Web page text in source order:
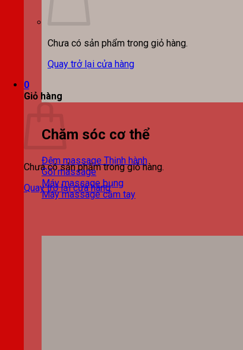
Chưa có sản phẩm trong giỏ hàng.
Quay trở lại cửa hàng
0
Giỏ hàng
Chưa có sản phẩm trong giỏ hàng.
Quay trở lại cửa hàng
Chăm sóc cơ thể
Đệm massage
Gối massage
Máy massage bụng
Máy massage cầm tay